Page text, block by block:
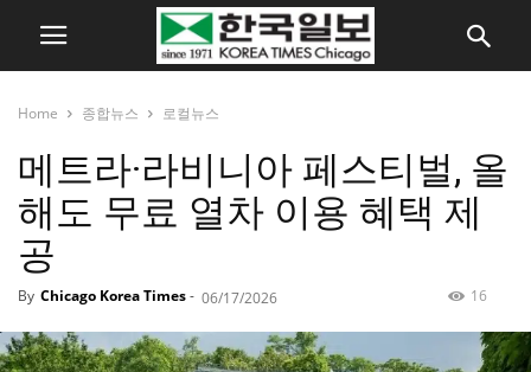
Home 종합뉴스 로컬뉴스
메트라·라비니아 페스티벌, 올
해도 무료 열차 이용 혜택 제
공
By Chicago Korea Times- 06/17/2026 16